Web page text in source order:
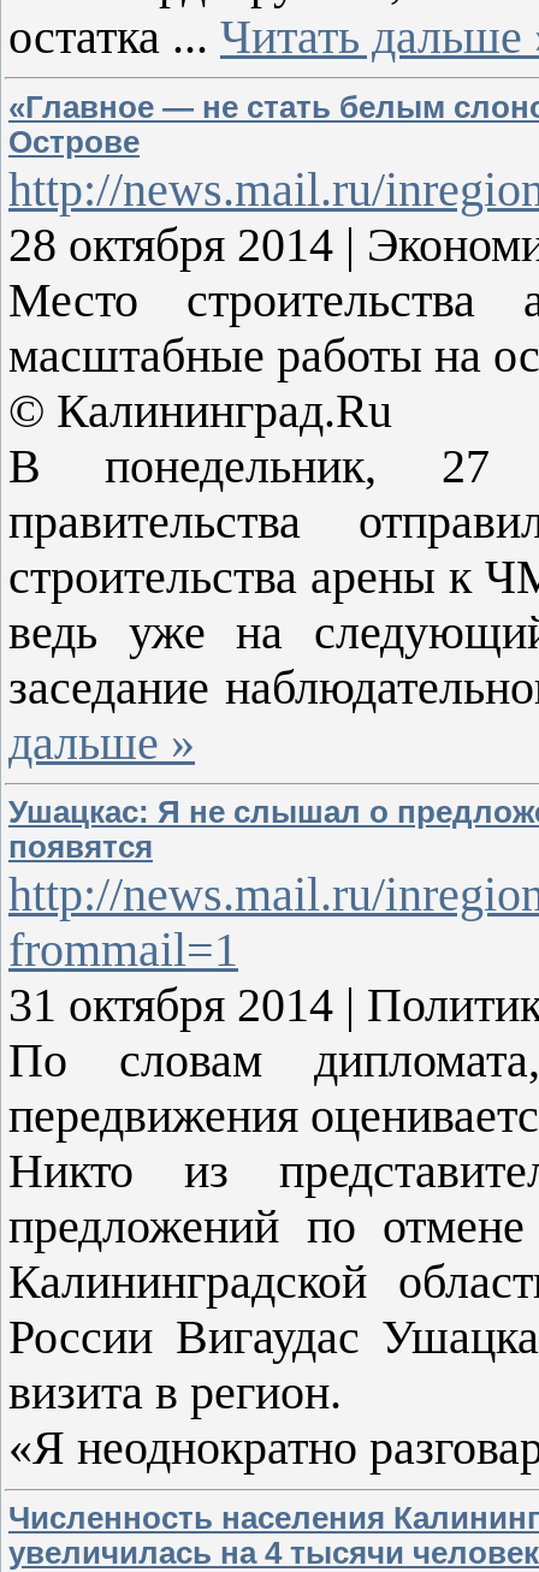
остатка ... Читать дальше
«Главное — не стать белым
Острове
http://news.mail.ru/
28 октября 2014 |
Место
масштабные работы на
© Калининград.Ru
В понедельник, 27
правительства
строительства арены к
ведь уже на
заседание
дальше »
Ушацкас: Я не слышал о
появятся
http://news.mail.ru/
frommail=1
31 октября 2014 |
По словам
передвижения
Никто из
предложений по
Калининградской
России Вигаудас
визита в регион.
«Я неоднократно
Численность населения
увеличилась на 4 тысячи человек